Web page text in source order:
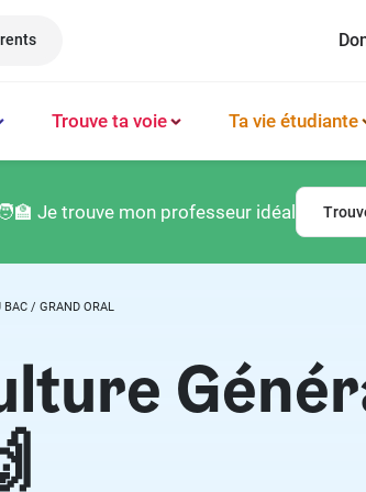
Latin
Trouve ta voie Ta vie étudiante
Je trouve mon professeur idéal
BAC / GRAND ORAL